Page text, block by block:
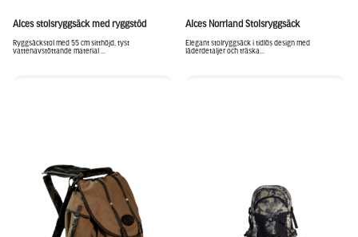
Alces stolsryggsäck med ryggstöd
Ryggsäckstol med 55 cm sitthöjd, tyst
vattenavstöttande material ...
Alces Norrland Stolsryggsäck
Elegant stolryggsäck i tidlös design med
läderdetaljer och träska...